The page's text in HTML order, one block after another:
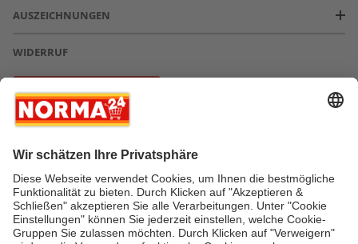
AUSZEICHNUNGEN
WIDERRUF
Vertrag widerrufen